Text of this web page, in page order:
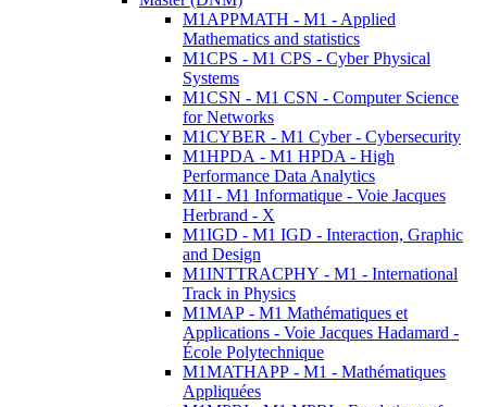
M1APPMATH - M1 - Applied
Mathematics and statistics
M1CPS - M1 CPS - Cyber Physical
Systems
M1CSN - M1 CSN - Computer Science
for Networks
M1CYBER - M1 Cyber - Cybersecurity
M1HPDA - M1 HPDA - High
Performance Data Analytics
M1I - M1 Informatique - Voie Jacques
Herbrand - X
M1IGD - M1 IGD - Interaction, Graphic
and Design
M1INTTRACPHY - M1 - International
Track in Physics
M1MAP - M1 Mathématiques et
Applications - Voie Jacques Hadamard -
École Polytechnique
M1MATHAPP - M1 - Mathématiques
Appliquées